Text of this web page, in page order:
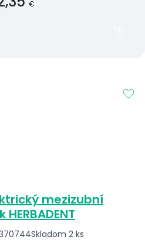
€
mezizubní
Skladom 2 ks